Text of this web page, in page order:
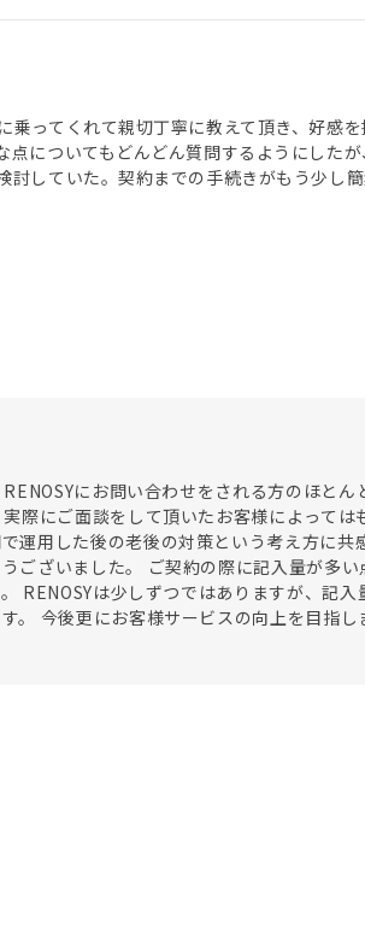
乗ってくれて親切丁寧に教えて頂き、好感
点についてもどんどん質問するようにした
討していた。契約までの手続きがもう少し
にお問い合わせをされる方のほと
際にご面談をして頂いたお客様によっては
運用した後の老後の対策という考え方に共
ございました。 ご契約の際に記入量が多
RENOSYは少しずつではありますが、記
。 今後更にお客様サービスの向上を目指